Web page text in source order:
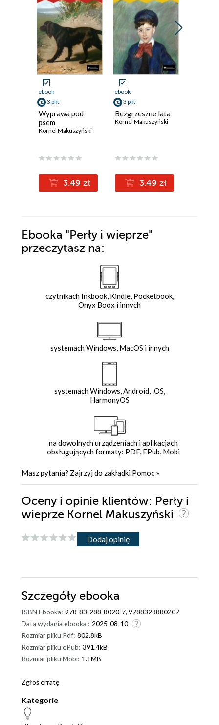
ebook
3 pkt
Wyprawa pod
psem
Kornel Makuszyński
3.49 zł
ebook
3 pkt
Bezgrzeszne lata
Kornel Makuszyński
3.49 zł
Ebooka "Perły i wieprze"
przeczytasz na:
czytnikach Inkbook, Kindle, Pocketbook,
Onyx Boox i innych
systemach Windows, MacOS i innych
systemach Windows, Android, iOS,
HarmonyOS
na dowolnych urządzeniach i aplikacjach
obsługujących formaty: PDF, EPub, Mobi
Masz pytania? Zajrzyj do zakładki Pomoc »
Oceny i opinie klientów: Perły i
wieprze Kornel Makuszyński
Dodaj opinię
Szczegóły ebooka
ISBN Ebooka: 978-83-288-8020-7, 9788328880207
Data wydania ebooka : 2025-08-10
Rozmiar pliku Pdf: 802.8kB
Rozmiar pliku ePub: 391.4kB
Rozmiar pliku Mobi: 1.1MB
Zgłoś erratę
Kategorie